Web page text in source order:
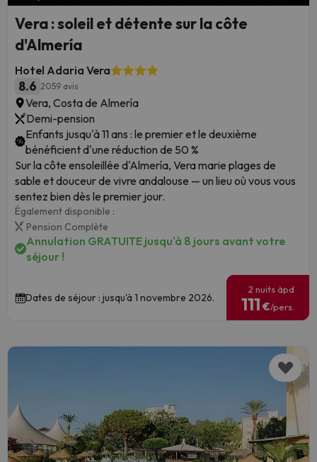
Vera : soleil et détente sur la côte
d'Almería
Hotel Adaria Vera
8.6 2059 avis
Vera, Costa de Almería
Demi-pension
Enfants jusqu'à 11 ans : le premier et le deuxième
bénéficient d'une réduction de 50 %
Sur la côte ensoleillée d'Almería, Vera marie plages de
sable et douceur de vivre andalouse — un lieu où vous vous
sentez bien dès le premier jour.
Également disponible :
Pension Complète
Annulation GRATUITE jusqu'à 8 jours avant votre
séjour !
Dates de séjour : jusqu'à 1 novembre 2026.
2 nuits àpd
111 €/pers.